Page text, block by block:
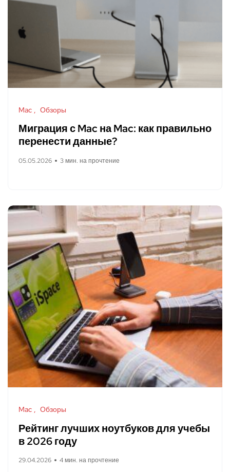
Mac Обзоры
Миграция с Mac на Mac: как правильно
перенести данные?
05.05.2026 3 мин. на прочтение
Mac Обзоры
Рейтинг лучших ноутбуков для учебы
в 2026 году
29.04.2026 4 мин. на прочтение